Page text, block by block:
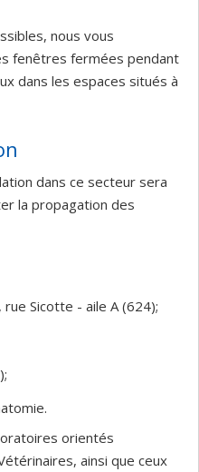
nous vous
fenêtres fermées pendant
dans les espaces situés à
dans ce secteur sera
la propagation des
Sicotte - aile A (624);
orientés
ainsi que ceux